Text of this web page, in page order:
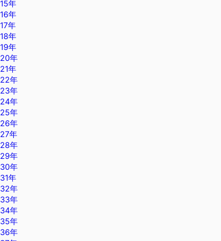
15年
16年
17年
18年
19年
20年
21年
22年
23年
24年
25年
26年
27年
28年
29年
30年
31年
32年
33年
34年
35年
36年